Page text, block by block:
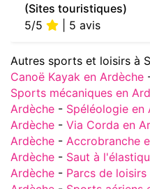
(Sites touristiques)
5/5
| 5 avis
Autres sports et loisirs à
Canoë Kayak en Ardèche
Sports mécaniques en
Ardèche - Spéléologie en
Ardèche - Via Corda en
Ardèche - Accrobranche
Ardèche - Saut à
Ardèche - Parcs de